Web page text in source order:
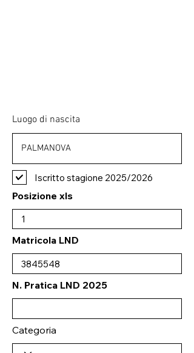
Luogo di nascita
Iscritto stagione 2025/2026
Posizione xls
Matricola LND
N. Pratica LND 2025
Categoria